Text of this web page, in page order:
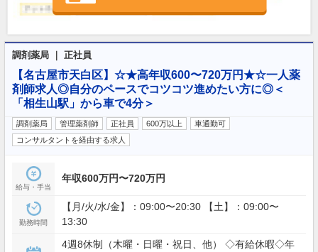
調剤薬局 ｜ 正社員
【名古屋市天白区】☆★高年収600〜720万円★☆一人薬
剤師求人◎自分のペースでコツコツ進めたい方に◎＜
「相生山駅」から車で4分＞
調剤薬局 管理薬剤師 正社員 600万以上
車通勤可
コンサルタントを経由する求人
給与・手当
年収600万円〜720万円
勤務時間
【月/火/水/金】：09:00〜20:30 【土】：09:00〜
13:30
4週8休制（木曜・日曜・祝日、他） ◇有給休暇◇年